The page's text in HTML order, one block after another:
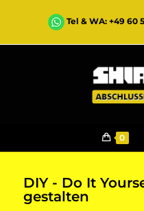
Tel & WA: +49 60
0
DIY - Do It
gestalten